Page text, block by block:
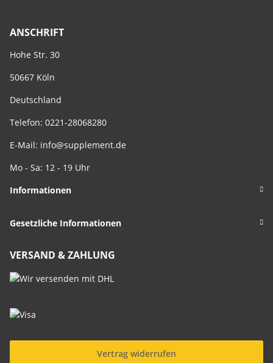
ANSCHRIFT
Hohe Str. 30
50667 Köln
Deutschland
Telefon: 0221-28068280
E-Mail: info@supplement.de
Mo - Sa: 12 - 19 Uhr
Informationen
Gesetzliche Informationen
VERSAND & ZAHLUNG
Vertrag widerrufen